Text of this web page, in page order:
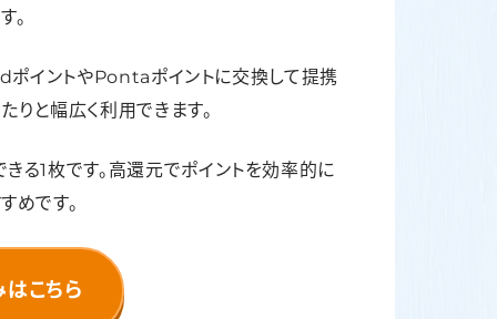
。
dポイントやPontaポイントに交換して提携
と幅広く利用できます。
る1枚です。高還元でポイントを効率的に
めです。
こちら